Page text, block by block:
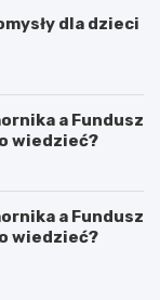
dla dzieci
a Fundusz
wiedzieć?
a Fundusz
wiedzieć?